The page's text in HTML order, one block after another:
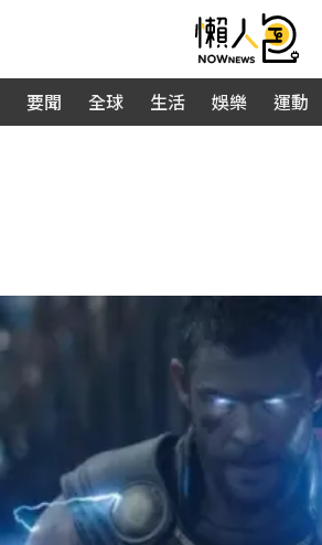
要聞 全球 生活 娛樂 運動